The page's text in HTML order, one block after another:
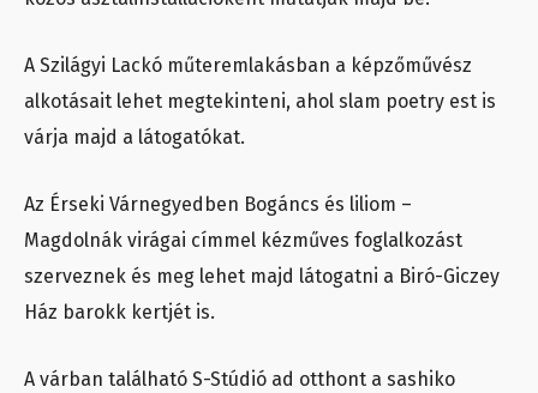
A Szilágyi Lackó műteremlakásban a képzőművész
alkotásait lehet megtekinteni, ahol slam poetry est is
várja majd a látogatókat.
Az Érseki Várnegyedben Bogáncs és liliom –
Magdolnák virágai címmel kézműves foglalkozást
szerveznek és meg lehet majd látogatni a Biró-Giczey
Ház barokk kertjét is.
A várban található S-Stúdió ad otthont a sashiko